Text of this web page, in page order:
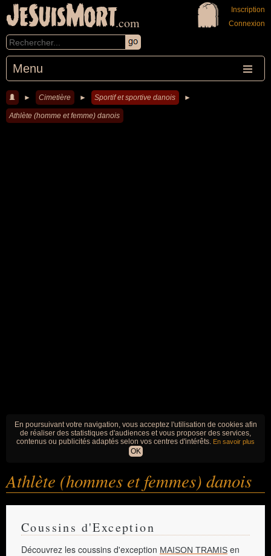
JeSuisMort.com
Menu
Inscription
Connexion
► Cimetière ► Sportif et sportive danois ►
Athlète (homme et femme) danois
En poursuivant votre navigation, vous acceptez l'utilisation de cookies afin
de réaliser des statistiques d'audiences et vous proposer des services,
contenus ou publicités adaptés selon vos centres d'intérêts. En savoir plus
OK
Athlète (hommes et femmes) danois
Coussins d'Exception
Découvrez les coussins d'exception MAISON TRAMIS en